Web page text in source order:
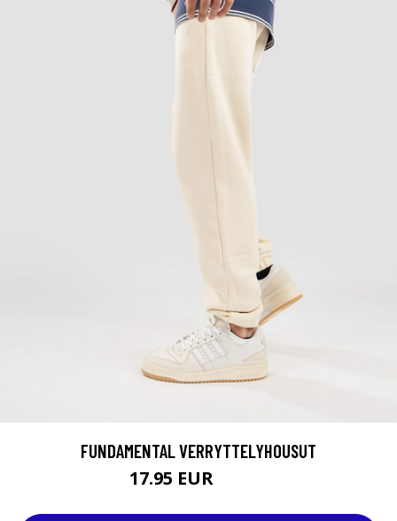
FUNDAMENTAL VERRYTTELYHOUSUT
17.95 EUR